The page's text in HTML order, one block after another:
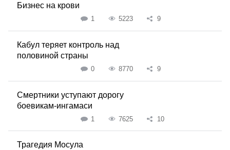
Бизнес на крови
1 5223 9
Кабул теряет контроль над
половиной страны
0 8770 9
Смертники уступают дорогу
боевикам-ингамаси
1 7625 10
Трагедия Мосула